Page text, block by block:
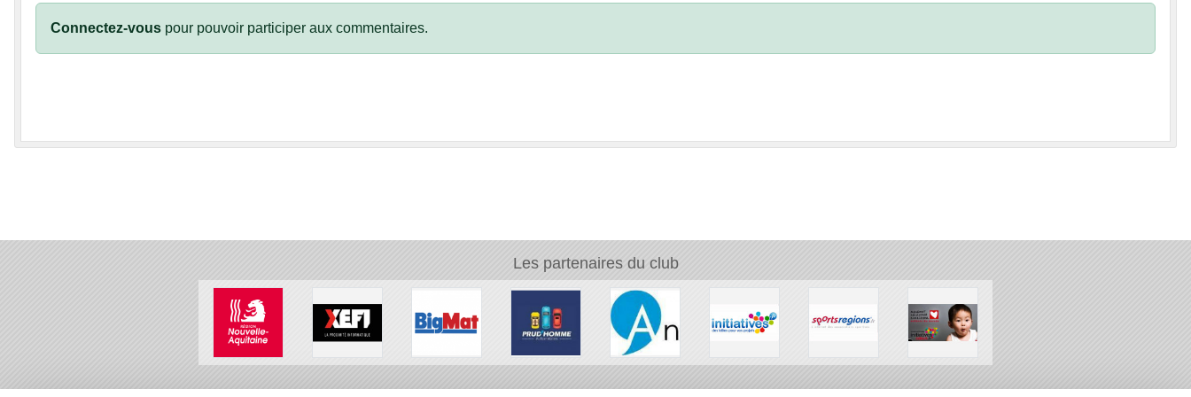
Connectez-vous pour pouvoir participer aux commentaires.
Les partenaires du club